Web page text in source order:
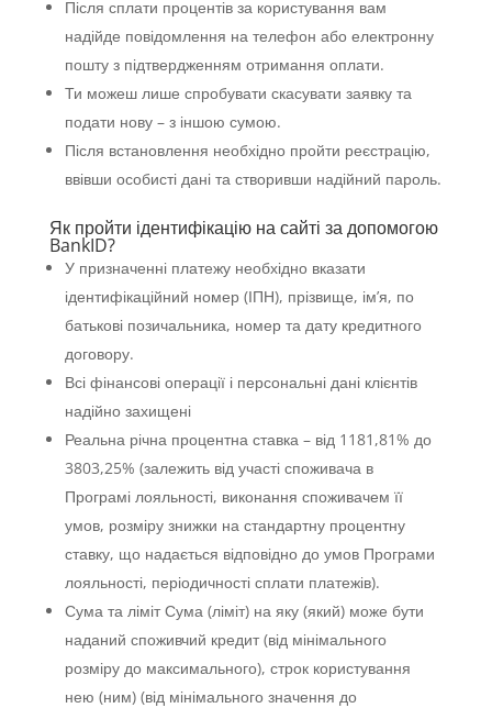
Після сплати процентів за користування вам
надійде повідомлення на телефон або електронну
пошту з підтвердженням отримання оплати.
Ти можеш лише спробувати скасувати заявку та
подати нову – з іншою сумою.
Після встановлення необхідно пройти реєстрацію,
ввівши особисті дані та створивши надійний пароль.
Як пройти ідентифікацію на сайті за допомогою
BankID?
У призначенні платежу необхідно вказати
ідентифікаційний номер (ІПН), прізвище, ім’я, по
батькові позичальника, номер та дату кредитного
договору.
Всі фінансові операції і персональні дані клієнтів
надійно захищені
Реальна річна процентна ставка – від 1181,81% до
3803,25% (залежить від участі споживача в
Програмі лояльності, виконання споживачем її
умов, розміру знижки на стандартну процентну
ставку, що надається відповідно до умов Програми
лояльності, періодичності сплати платежів).
Сума та ліміт Сума (ліміт) на яку (який) може бути
наданий споживчий кредит (від мінімального
розміру до максимального), строк користування
нею (ним) (від мінімального значення до